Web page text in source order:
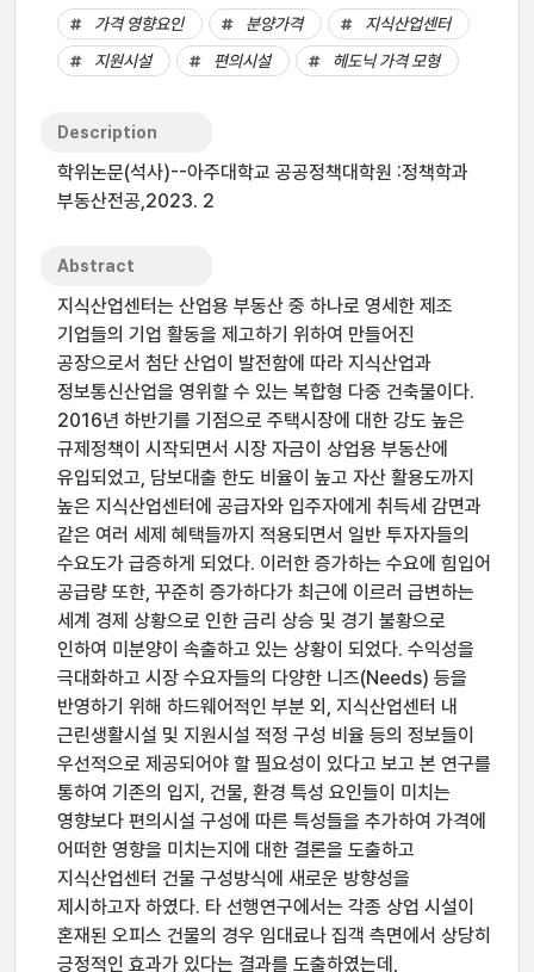
가격 영향요인 분양가격
지식산업센터
지원시설
편의시설 헤도닉 가격 모형
Description
학위논문(석사)--아주대학교 공공정책대학원 :정책학과
부동산전공,2023. 2
Abstract
지식산업센터는 산업용 부동산 중 하나로 영세한 제조
기업들의 기업 활동을 제고하기 위하여 만들어진
공장으로서 첨단 산업이 발전함에 따라 지식산업과
정보통신산업을 영위할 수 있는 복합형 다중 건축물이다.
2016년 하반기를 기점으로 주택시장에 대한 강도 높은
규제정책이 시작되면서 시장 자금이 상업용 부동산에
유입되었고, 담보대출 한도 비율이 높고 자산 활용도까지
높은 지식산업센터에 공급자와 입주자에게 취득세 감면과
같은 여러 세제 혜택들까지 적용되면서 일반 투자자들의
수요도가 급증하게 되었다. 이러한 증가하는 수요에 힘입어
공급량 또한, 꾸준히 증가하다가 최근에 이르러 급변하는
세계 경제 상황으로 인한 금리 상승 및 경기 불황으로
인하여 미분양이 속출하고 있는 상황이 되었다. 수익성을
극대화하고 시장 수요자들의 다양한 니즈(Needs) 등을
반영하기 위해 하드웨어적인 부분 외, 지식산업센터 내
근린생활시설 및 지원시설 적정 구성 비율 등의 정보들이
우선적으로 제공되어야 할 필요성이 있다고 보고 본 연구를
통하여 기존의 입지, 건물, 환경 특성 요인들이 미치는
영향보다 편의시설 구성에 따른 특성들을 추가하여 가격에
어떠한 영향을 미치는지에 대한 결론을 도출하고
지식산업센터 건물 구성방식에 새로운 방향성을
제시하고자 하였다. 타 선행연구에서는 각종 상업 시설이
혼재된 오피스 건물의 경우 임대료나 집객 측면에서 상당히
긍정적인 효과가 있다는 결과를 도출하였는데,